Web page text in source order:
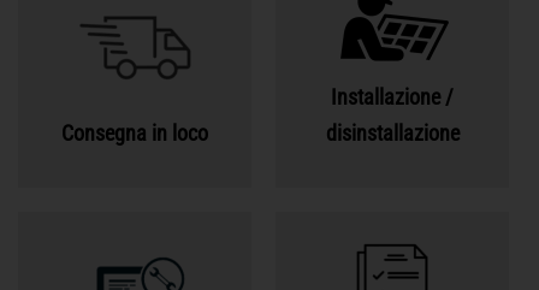
Consegna in loco
Installazione /
disinstallazione